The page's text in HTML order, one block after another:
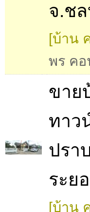
จ.ช
[บ้าน
พร คอ
ขาย
ทาว
ปรา
ระย
[บ้าน